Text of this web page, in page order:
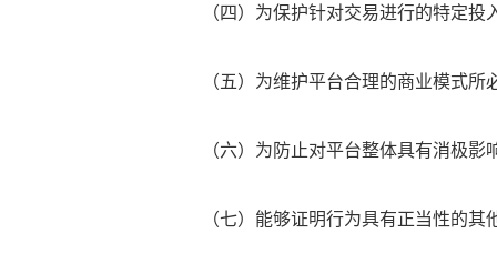
（四）为保护针对交易进行的特定投
（五）为维护平台合理的商业模式所
（六）为防止对平台整体具有消极影
（七）能够证明行为具有正当性的其